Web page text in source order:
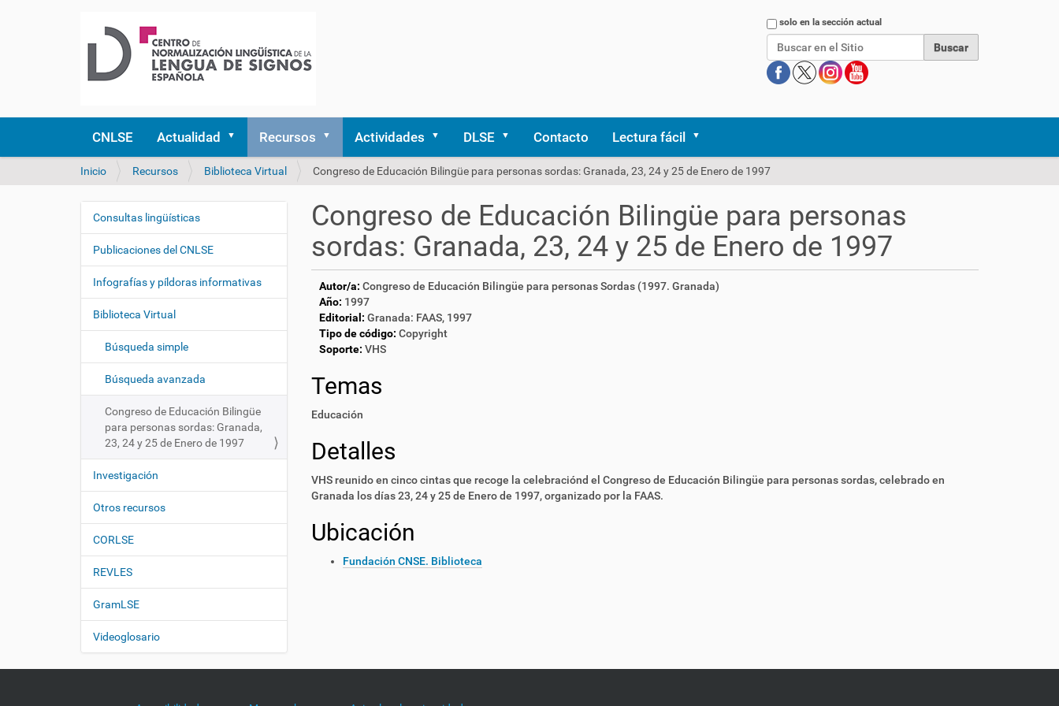
Buscarsolo en la sección actual
CNLSE Actualidad Recursos Actividades DLSE Contacto Lectura fácil
U
d
s
á
q
Inicio Recursos Biblioteca Virtual Congreso de Educación Bilingüe para personas sordas: Granada, 23, 24 y 25 de Enero de 1997
Congreso de Educación Bilingüe para personas
sordas: Granada, 23, 24 y 25 de Enero de 1997
Autor/a: Congreso de Educación Bilingüe para personas Sordas (1997. Granada)
Año: 1997
Editorial: Granada: FAAS, 1997
Tipo de código: Copyright
Soporte: VHS
Temas
Educación
Detalles
VHS reunido en cinco cintas que recoge la celebraciónd el Congreso de Educación Bilingüe para personas sordas, celebrado en
Granada los días 23, 24 y 25 de Enero de 1997, organizado por la FAAS.
Ubicación
Fundación CNSE. Biblioteca
N
e
g
a
i
n
Consultas lingüísticas
Publicaciones del CNLSE
Infografías y píldoras informativas
Biblioteca Virtual
Búsqueda simple
Búsqueda avanzada
Congreso de Educación Bilingüe
para personas sordas: Granada,
23, 24 y 25 de Enero de 1997
Investigación
Otros recursos
CORLSE
REVLES
GramLSE
Videoglosario